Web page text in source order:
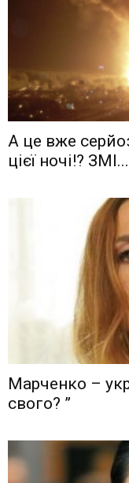
А це вже
цієї ночі!? ЗМІ...
Мaрчeнкo –
свого? ”